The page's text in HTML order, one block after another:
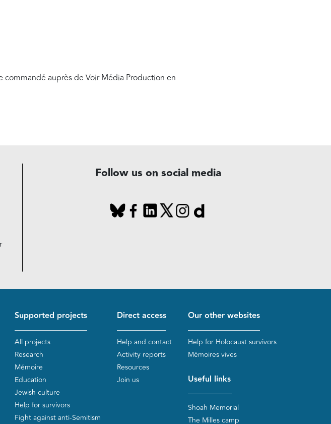
auprès de Voir Média Production en
Follow us on social media
Supported projects
All projects
Research
Mémoire
Education
Jewish culture
Help for survivors
Fight against anti-Semitism
Direct access
Help and contact
Activity reports
Resources
Join us
Our other websites
Help for Holocaust survivors
Mémoires vives
Useful links
Shoah Memorial
The Milles camp